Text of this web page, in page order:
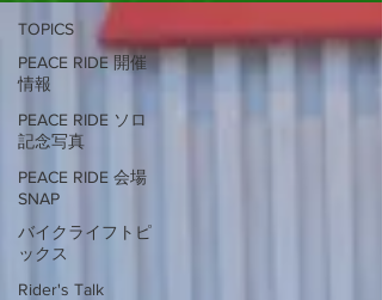
TOPICS
PEACE RIDE 開催
情報
PEACE RIDE ソロ
記念写真
PEACE RIDE 会場
SNAP
バイクライフトピ
ックス
Rider's Talk